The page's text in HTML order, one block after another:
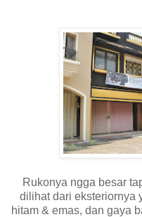
Rukonya ngga besar
dilihat dari eksteriornya
hitam & emas, dan gaya